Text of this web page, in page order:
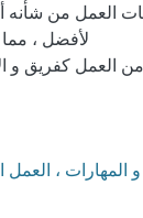
العمل من شأنه
لأفضل ،
العمل كفريق و
المهارات ، العمل